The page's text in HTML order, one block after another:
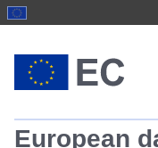
European